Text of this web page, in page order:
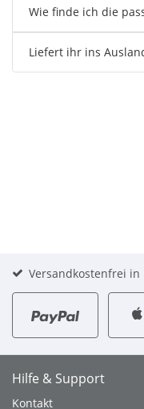
Wie finde ich die
Liefert ihr ins
Versandkostenfrei in
Hilfe & Support
Kontakt